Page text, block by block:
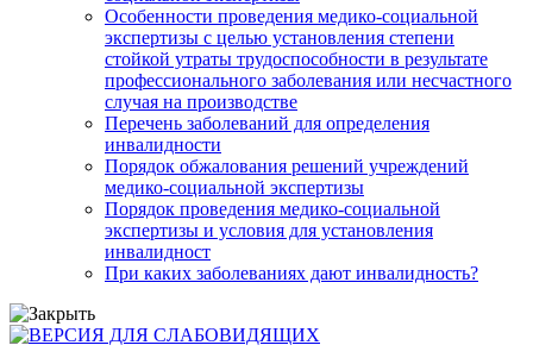
Особенности проведения медико-социальной
экспертизы с целью установления степени
стойкой утраты трудоспособности в результате
профессионального заболевания или несчастного
случая на производстве
Перечень заболеваний для определения
инвалидности
Порядок обжалования решений учреждений
медико-социальной экспертизы
Порядок проведения медико-социальной
экспертизы и условия для установления
инвалидност
При каких заболеваниях дают инвалидность?